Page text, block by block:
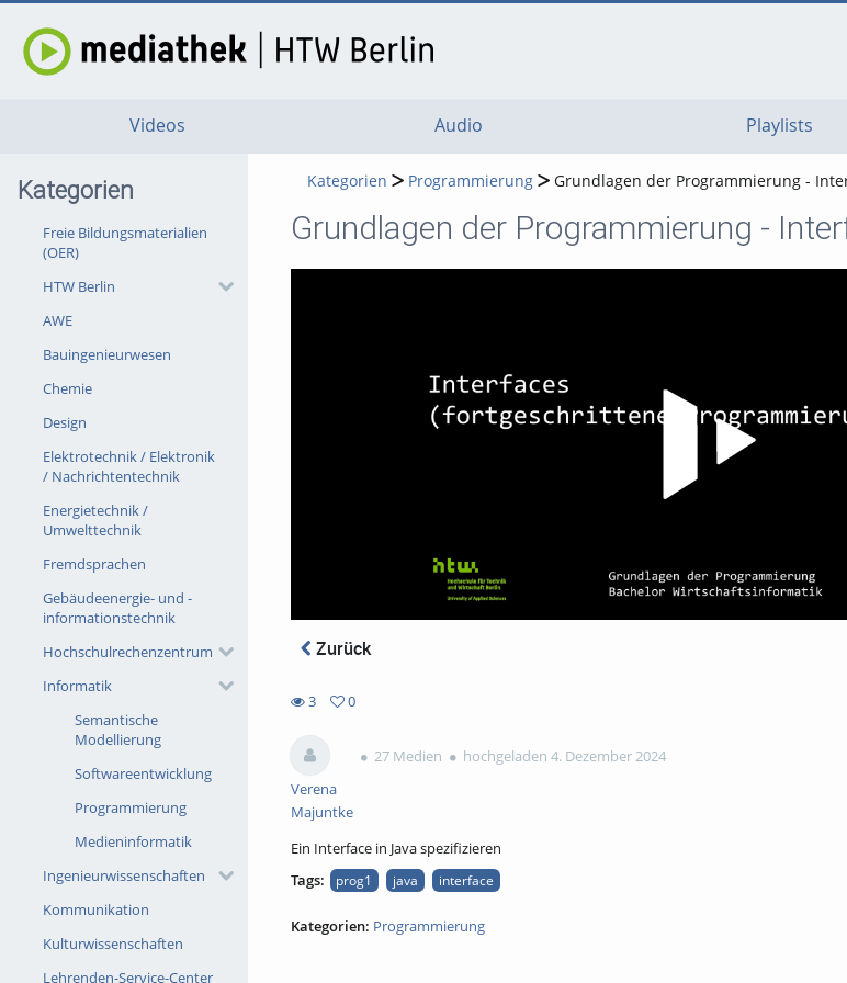
Videos Audio Playlists
Kategorien
Freie Bildungsmaterialien
(OER)
HTW Berlin
AWE
Bauingenieurwesen
Chemie
Design
Elektrotechnik / Elektronik
/ Nachrichtentechnik
Energietechnik /
Umwelttechnik
Fremdsprachen
Gebäudeenergie- und -
informationstechnik
Hochschulrechenzentrum
Informatik
Semantische
Modellierung
Softwareentwicklung
Programmierung
Medieninformatik
Ingenieurwissenschaften
Kommunikation
Kulturwissenschaften
Lehrenden-Service-Center
Kategorien Programmierung Grundlagen der Programmierung -
Grundlagen der Programmierung -
Zurück
3
views
0
favorites
Verena
Majuntke
27 Medien hochgeladen 4. Dezember 2024
Ein Interface in Java spezifizieren
Tags:
prog1 java interface
Kategorien: Programmierung